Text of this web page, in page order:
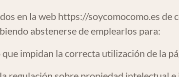
en la web https://soycomocomo.es de
abstenerse de emplearlos para:
impidan la correcta utilización de la